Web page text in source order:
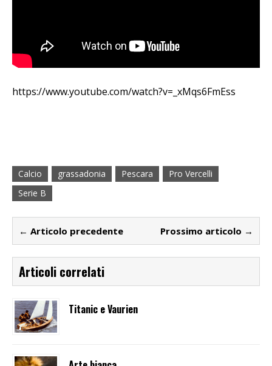
https://www.youtube.com/watch?v=_xMqs6FmEss
Calcio grassadonia Pescara
Pro Vercelli
Serie B
← Articolo precedente Prossimo articolo →
Articoli correlati
Titanic e Vaurien